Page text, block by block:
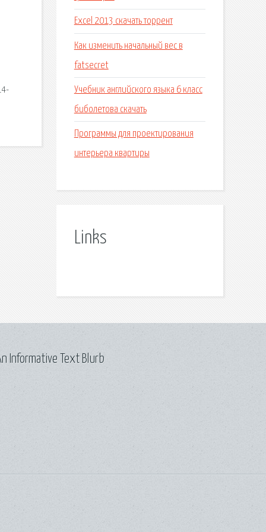
Excel 2013 скачать торрент
Как изменить начальный вес в
fatsecret
Учебник английского языка 6 класс
биболетова скачать
Программы для проектирования
интерьера квартиры
Links
Informative Text Blurb